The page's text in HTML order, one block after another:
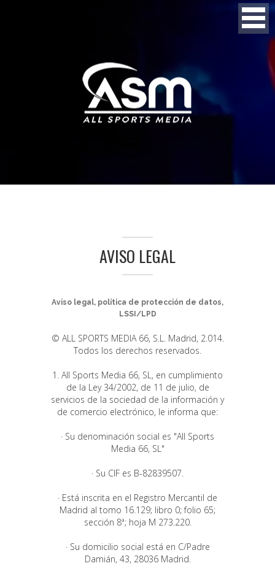
AVISO LEGAL
Aviso legal, política de protección de datos,
LSSI/LPD
© ALL SPORTS MEDIA 66, S.L. Madrid, 2.014.
Todos los derechos reservados.
1. All Sports Media 66, SL, en cumplimiento
de la Ley 34/2002, de 11 de julio, de
servicios de la sociedad de la información y
de comercio electrónico, le informa que:
· Su denominación social es "All Sports
Media 66, SL"
· Su CIF es B-82839507.
· Está inscrita en el Registro Mercantil de
Madrid al tomo 16.129; libro 0; folio 65;
sección 8ª; hoja M 273.220.
· Su domicilio social está en C/Padre
Damián, 43, 28036 Madrid.